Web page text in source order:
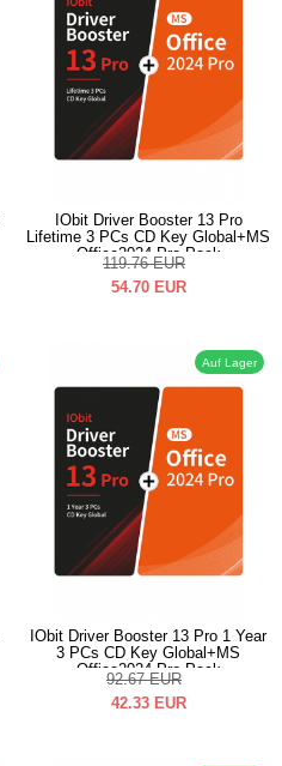
IObit Driver Booster 13 Pro
Lifetime 3 PCs CD Key Global+MS
Office2024 Pro Pack
119.76 EUR
54.70 EUR
Auf Lager
IObit Driver Booster 13 Pro 1 Year
3 PCs CD Key Global+MS
Office2024 Pro Pack
92.67 EUR
42.33 EUR